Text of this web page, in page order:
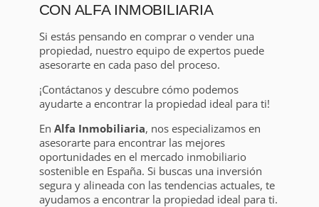
CON ALFA INMOBILIARIA
Si estás pensando en comprar o vender una
propiedad, nuestro equipo de expertos puede
asesorarte en cada paso del proceso.
¡Contáctanos y descubre cómo podemos
ayudarte a encontrar la propiedad ideal para ti!
En Alfa Inmobiliaria, nos especializamos en
asesorarte para encontrar las mejores
oportunidades en el mercado inmobiliario
sostenible en España. Si buscas una inversión
segura y alineada con las tendencias actuales, te
ayudamos a encontrar la propiedad ideal para ti.